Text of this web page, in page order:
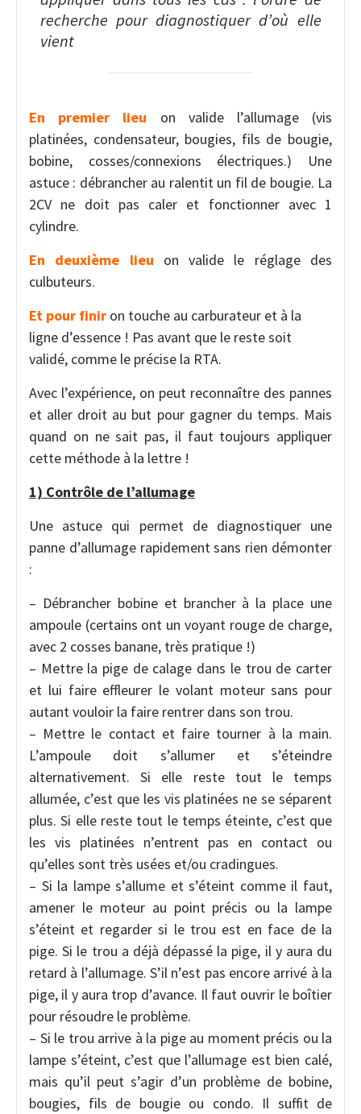
recherche pour diagnostiquer d’où elle
vient
En premier lieu on valide l’allumage (vis
platinées, condensateur, bougies, fils de bougie,
bobine, cosses/connexions électriques.) Une
astuce : débrancher au ralentit un fil de bougie. La
2CV ne doit pas caler et fonctionner avec 1
cylindre.
En deuxième lieu on valide le réglage des
culbuteurs.
Et pour finir on touche au carburateur et à la
ligne d’essence ! Pas avant que le reste soit
validé, comme le précise la RTA.
Avec l’expérience, on peut reconnaître des pannes
et aller droit au but pour gagner du temps. Mais
quand on ne sait pas, il faut toujours appliquer
cette méthode à la lettre !
1) Contrôle de l’allumage
Une astuce qui permet de diagnostiquer une
panne d’allumage rapidement sans rien démonter
:
– Débrancher bobine et brancher à la place une
ampoule (certains ont un voyant rouge de charge,
avec 2 cosses banane, très pratique !)
– Mettre la pige de calage dans le trou de carter
et lui faire effleurer le volant moteur sans pour
autant vouloir la faire rentrer dans son trou.
– Mettre le contact et faire tourner à la main.
L’ampoule doit s’allumer et s’éteindre
alternativement. Si elle reste tout le temps
allumée, c’est que les vis platinées ne se séparent
plus. Si elle reste tout le temps éteinte, c’est que
les vis platinées n’entrent pas en contact ou
qu’elles sont très usées et/ou cradingues.
– Si la lampe s’allume et s’éteint comme il faut,
amener le moteur au point précis ou la lampe
s’éteint et regarder si le trou est en face de la
pige. Si le trou a déjà dépassé la pige, il y aura du
retard à l’allumage. S’il n’est pas encore arrivé à la
pige, il y aura trop d’avance. Il faut ouvrir le boîtier
pour résoudre le problème.
– Si le trou arrive à la pige au moment précis ou la
lampe s’éteint, c’est que l’allumage est bien calé,
mais qu’il peut s’agir d’un problème de bobine,
bougies, fils de bougie ou condo. Il suffit de